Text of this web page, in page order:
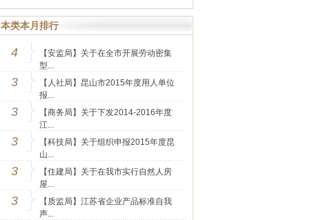
本类本月排行
4
【安监局】关于在全市开展劳动密集
型...
3
【人社局】昆山市2015年度用人单位
报...
3
【商务局】关于下发2014-2016年度
江...
3
【科技局】关于组织申报2015年度昆
山...
3
【住建局】关于在我市实行自然人房
屋...
3
【质监局】江苏省企业产品标准自我
声...